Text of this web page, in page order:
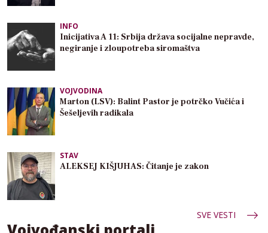
INFO
Inicijativa A 11: Srbija država socijalne nepravde,
negiranje i zloupotreba siromaštva
VOJVODINA
Marton (LSV): Balint Pastor je potrčko Vučića i
Šešeljevih radikala
STAV
ALEKSEJ KIŠJUHAS: Čitanje je zakon
SVE VESTI